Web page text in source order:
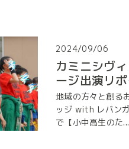
2024/09/06
カミニシヴ
ージ出演リポ
地域の方々と創る
ッジ with レバン
で【小中高生のた...